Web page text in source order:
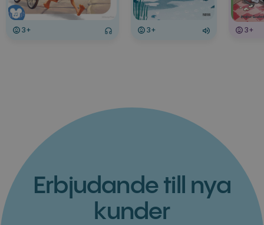
3+ 3+ 3+
Erbjudande till nya
kunder